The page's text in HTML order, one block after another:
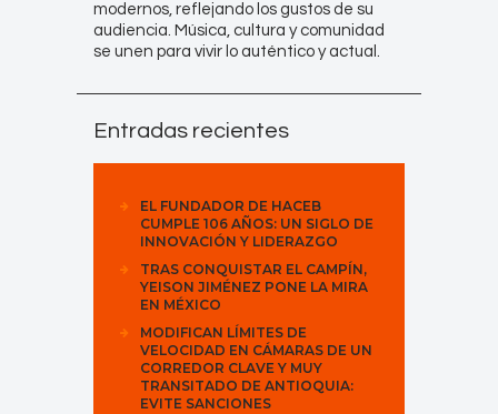
modernos, reflejando los gustos de su
audiencia. Música, cultura y comunidad
se unen para vivir lo auténtico y actual.
Entradas recientes
EL FUNDADOR DE HACEB
CUMPLE 106 AÑOS: UN SIGLO DE
INNOVACIÓN Y LIDERAZGO
TRAS CONQUISTAR EL CAMPÍN,
YEISON JIMÉNEZ PONE LA MIRA
EN MÉXICO
MODIFICAN LÍMITES DE
VELOCIDAD EN CÁMARAS DE UN
CORREDOR CLAVE Y MUY
TRANSITADO DE ANTIOQUIA:
EVITE SANCIONES